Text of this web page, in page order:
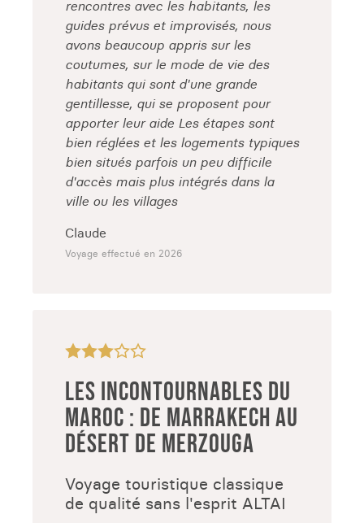
rencontres avec les habitants, les
guides prévus et improvisés, nous
avons beaucoup appris sur les
coutumes, sur le mode de vie des
habitants qui sont d'une grande
gentillesse, qui se proposent pour
apporter leur aide Les étapes sont
bien réglées et les logements typiques
bien situés parfois un peu difficile
d'accès mais plus intégrés dans la
ville ou les villages
Claude
Voyage effectué en 2026
LES INCONTOURNABLES DU
MAROC : DE MARRAKECH AU
DÉSERT DE MERZOUGA
Voyage touristique classique
de qualité sans l'esprit ALTAI